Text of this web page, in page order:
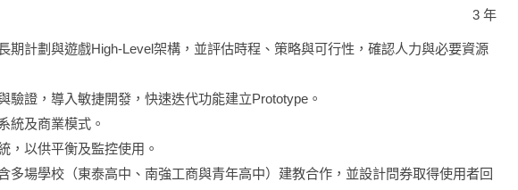
3 年
期計劃與遊戲High-Level架構，並評估時程、策略與可行性，確認人力與必要資源
驗證，導入敏捷開發，快速迭代功能建立Prototype。
統及商業模式。
，以供平衡及監控使用。
多場學校（東泰高中、南強工商與青年高中）建教合作，並設計問券取得使用者回